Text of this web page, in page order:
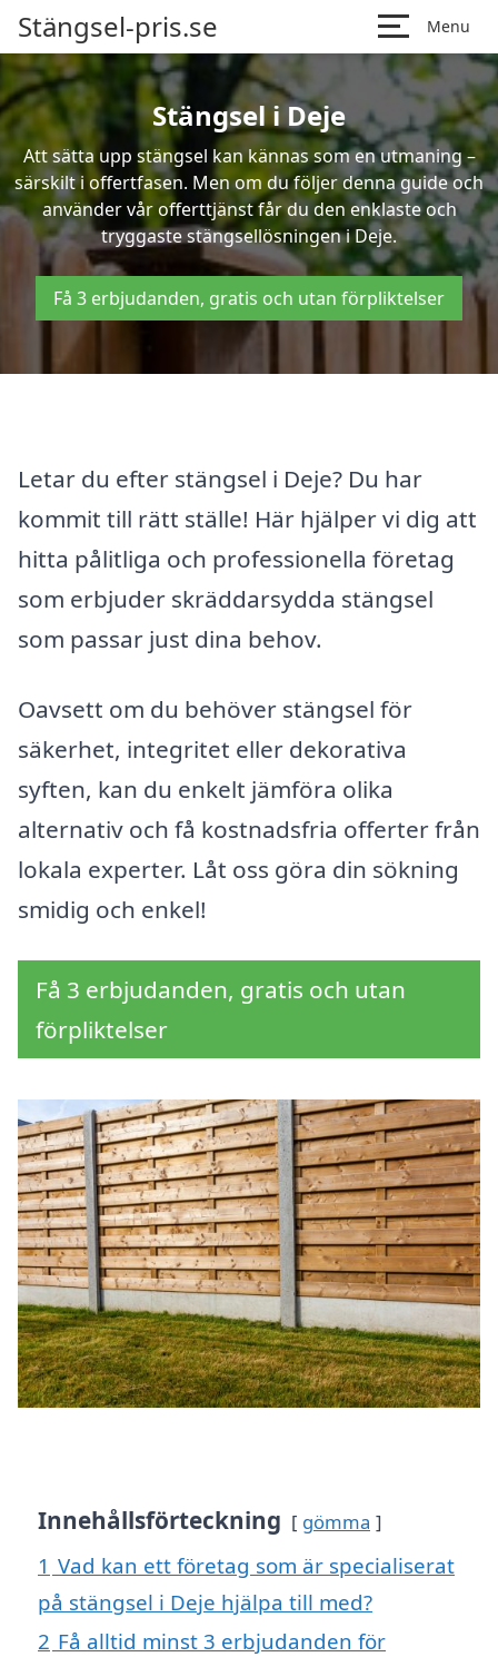
Stängsel-pris.se Menu
Stängsel i Deje
Att sätta upp stängsel kan kännas som en utmaning –
särskilt i offertfasen. Men om du följer denna guide och
använder vår offerttjänst får du den enklaste och
tryggaste stängsellösningen i Deje.
Få 3 erbjudanden, gratis och utan förpliktelser
Letar du efter stängsel i Deje? Du har
kommit till rätt ställe! Här hjälper vi dig att
hitta pålitliga och professionella företag
som erbjuder skräddarsydda stängsel
som passar just dina behov.
Oavsett om du behöver stängsel för
säkerhet, integritet eller dekorativa
syften, kan du enkelt jämföra olika
alternativ och få kostnadsfria offerter från
lokala experter. Låt oss göra din sökning
smidig och enkel!
Få 3 erbjudanden, gratis och utan
förpliktelser
Innehållsförteckning gömma
1 Vad kan ett företag som är specialiserat
på stängsel i Deje hjälpa till med?
2 Få alltid minst 3 erbjudanden för